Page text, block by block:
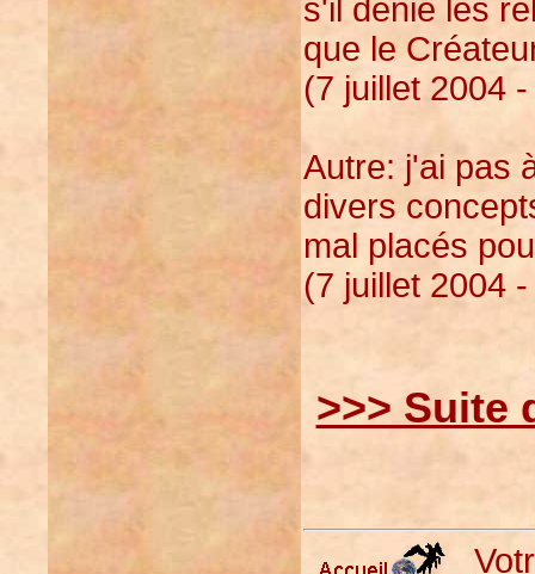
s'il dénie les
que le
(7 juillet 2004
Autre: j'ai pas
divers
mal placés
(7 juillet 2004
>>> Suite